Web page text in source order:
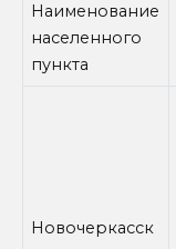
Наименование
населенного
пункта
Новочеркасск